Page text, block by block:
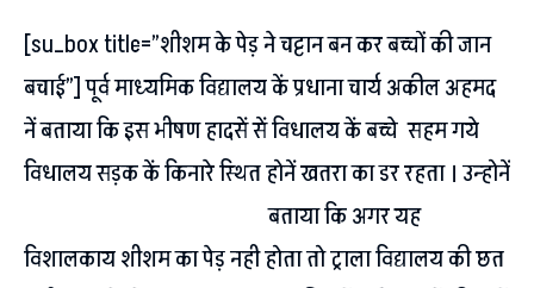
[su_box title=”शीशम के पेड़ ने चट्टान बन कर बच्चों की जान
बचाई”] पूर्व माध्यमिक विद्यालय कें प्रधाना चार्य अकील अहमद
नें बताया कि इस भीषण हादसें सें विधालय कें बच्चे सहम गये
विधालय सड़क कें किनारे स्थित होनें खतरा का डर रहता । उन्होनें
बताया कि अगर यह
विशालकाय शीशम का पेड़ नही होता तो ट्राला विद्यालय की छत